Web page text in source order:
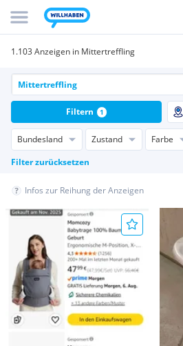
1.103 Anzeigen in Mittertreffling
Bundesland Zustand Farbe
Filter zurücksetzen
Filtern 1
Infos zur Reihung der Anzeigen